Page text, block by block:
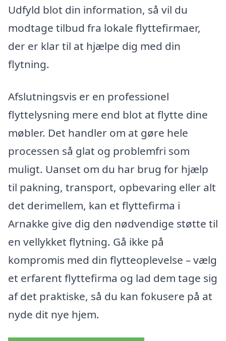
Udfyld blot din information, så vil du
modtage tilbud fra lokale flyttefirmaer,
der er klar til at hjælpe dig med din
flytning.
Afslutningsvis er en professionel
flyttelysning mere end blot at flytte dine
møbler. Det handler om at gøre hele
processen så glat og problemfri som
muligt. Uanset om du har brug for hjælp
til pakning, transport, opbevaring eller alt
det derimellem, kan et flyttefirma i
Arnakke give dig den nødvendige støtte til
en vellykket flytning. Gå ikke på
kompromis med din flytteoplevelse – vælg
et erfarent flyttefirma og lad dem tage sig
af det praktiske, så du kan fokusere på at
nyde dit nye hjem.